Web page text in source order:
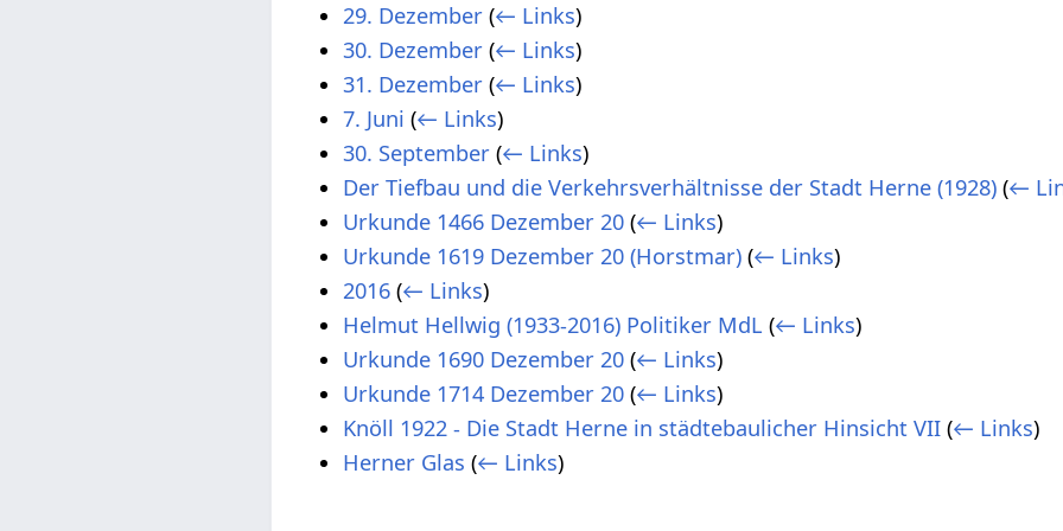
29. Dezember (← Links)
30. Dezember (← Links)
31. Dezember (← Links)
7. Juni (← Links)
30. September (← Links)
Der Tiefbau und die Verkehrsverhältnisse der Stadt Herne (1928) (←
Urkunde 1466 Dezember 20 (← Links)
Urkunde 1619 Dezember 20 (Horstmar) (← Links)
2016 (← Links)
Helmut Hellwig (1933-2016) Politiker MdL (← Links)
Urkunde 1690 Dezember 20 (← Links)
Urkunde 1714 Dezember 20 (← Links)
Knöll 1922 - Die Stadt Herne in städtebaulicher Hinsicht VII (← Links)
Herner Glas (← Links)